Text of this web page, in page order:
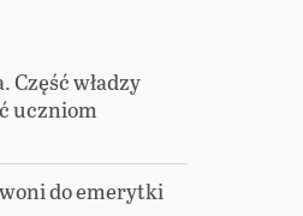
władzy
uczniom
do emerytki